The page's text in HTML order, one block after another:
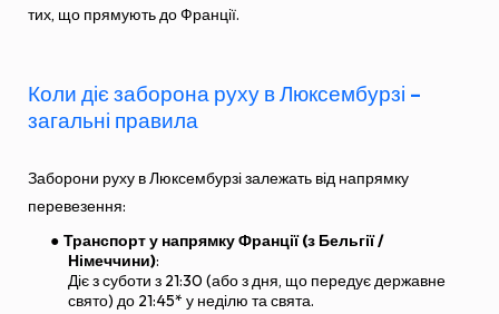
тих, що прямують до Франції.
Коли діє заборона руху в Люксембурзі –
загальні правила
Заборони руху в Люксембурзі залежать від напрямку
перевезення:
Транспорт у напрямку Франції (з Бельгії /
Німеччини):
Діє з суботи з 21:30 (або з дня, що передує державне
свято) до 21:45* у неділю та свята.